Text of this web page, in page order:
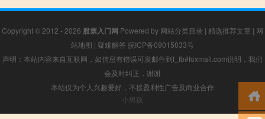
Copyright © 2012 - 2026 股票入门网 Powered by 网站分类目录 | 精选推荐文章 | 网
站地图 | 疑难解答 皖ICP备09015033号
声明：本站内容来自互联网，如信息有错误可发邮件到f_fb#foxmail.com说明，我们
会及时纠正，谢谢
本站仅为个人兴趣爱好，不接盈利性广告及商业合作
小男孩